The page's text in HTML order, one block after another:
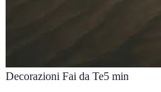
Decorazioni Fai da Te5 min